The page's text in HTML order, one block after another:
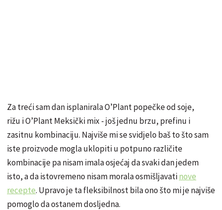
Za treći sam dan isplanirala O’Plant popečke od soje,
rižu i O’Plant Meksički mix - još jednu brzu, prefinu i
zasitnu kombinaciju. Najviše mi se svidjelo baš to što sam
iste proizvode mogla uklopiti u potpuno različite
kombinacije pa nisam imala osjećaj da svaki dan jedem
isto, a da istovremeno nisam morala osmišljavatinove
recepte. Upravo je ta fleksibilnost bila ono što mi je najviše
pomoglo da ostanem dosljedna.